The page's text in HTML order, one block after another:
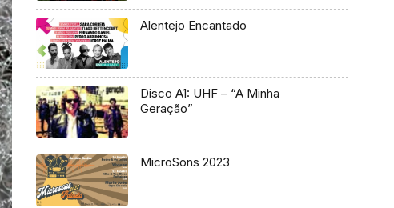
Alentejo Encantado
Disco A1: UHF – “A Minha
Geração”
MicroSons 2023